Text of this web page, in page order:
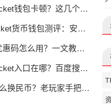
卡顿？这几个方法帮你找回流畅体验
币钱包测评：安全易用全攻略
怎么用？一文教你省钱攻略
口在哪？百度搜对地方防钓鱼
币？老玩家手把手教你安全提现